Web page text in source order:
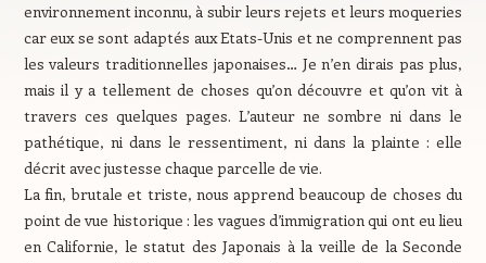
environnement inconnu, à subir leurs rejets et leurs moqueries
car eux se sont adaptés aux Etats-Unis et ne comprennent pas
les valeurs traditionnelles japonaises… Je n’en dirais pas plus,
mais il y a tellement de choses qu’on découvre et qu’on vit à
travers ces quelques pages. L’auteur ne sombre ni dans le
pathétique, ni dans le ressentiment, ni dans la plainte : elle
décrit avec justesse chaque parcelle de vie.
La fin, brutale et triste, nous apprend beaucoup de choses du
point de vue historique : les vagues d’immigration qui ont eu lieu
en Californie, le statut des Japonais à la veille de la Seconde